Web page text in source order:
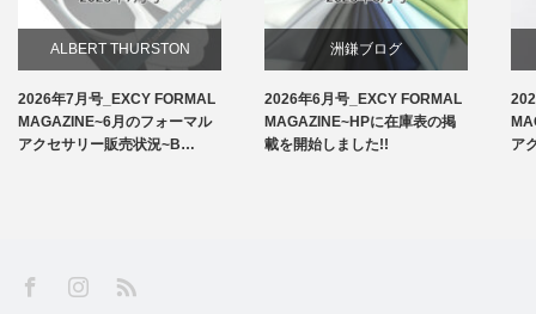
ALBERT THURSTON
お知らせ
2026年7月号_EXCY FORMAL
MAGAZINE~6月のフォーマル
アクセサリー販売状況~B…
洲鎌ブログ
2026年6月号_EXCY FORMAL
MAGAZINE~HPに在庫表の掲
載を開始しました!!
ア
FacebookInstagram